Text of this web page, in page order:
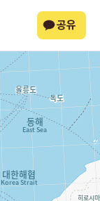
공유